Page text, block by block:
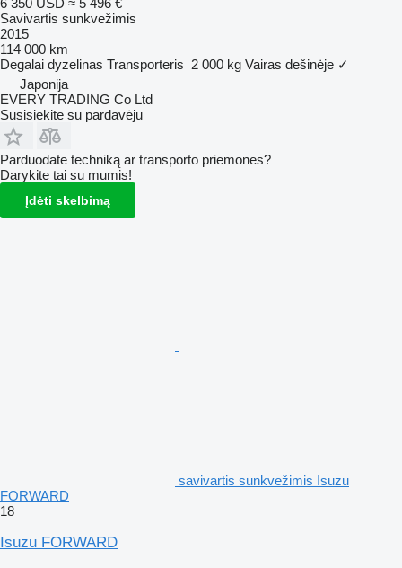
6 350 USD ≈ 5 496 €
Savivartis sunkvežimis
2015
114 000 km
Degalai dyzelinas Transporteris 2 000 kg Vairas dešinėje ✓
Japonija
EVERY TRADING Co Ltd
Susisiekite su pardavėju
Parduodate techniką ar transporto priemones?
Darykite tai su mumis!
Įdėti skelbimą
savivartis sunkvežimis Isuzu
FORWARD
18
Isuzu FORWARD